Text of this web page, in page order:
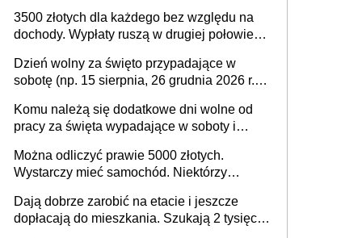
3500 złotych dla każdego bez względu na
dochody. Wypłaty ruszą w drugiej połowie
Dzień wolny za święto przypadające w
sobotę (np. 15 sierpnia, 26 grudnia 2026 r.) –
pracodawcy (sektor prywatny i administracja
publiczna), najczęstsze pytania
Komu należą się dodatkowe dni wolne od
pracy za święta wypadające w soboty i
Można odliczyć prawie 5000 złotych.
Wystarczy mieć samochód. Niektórzy
skarbówką
Dają dobrze zarobić na etacie i jeszcze
dopłacają do mieszkania. Szukają 2 tysięcy